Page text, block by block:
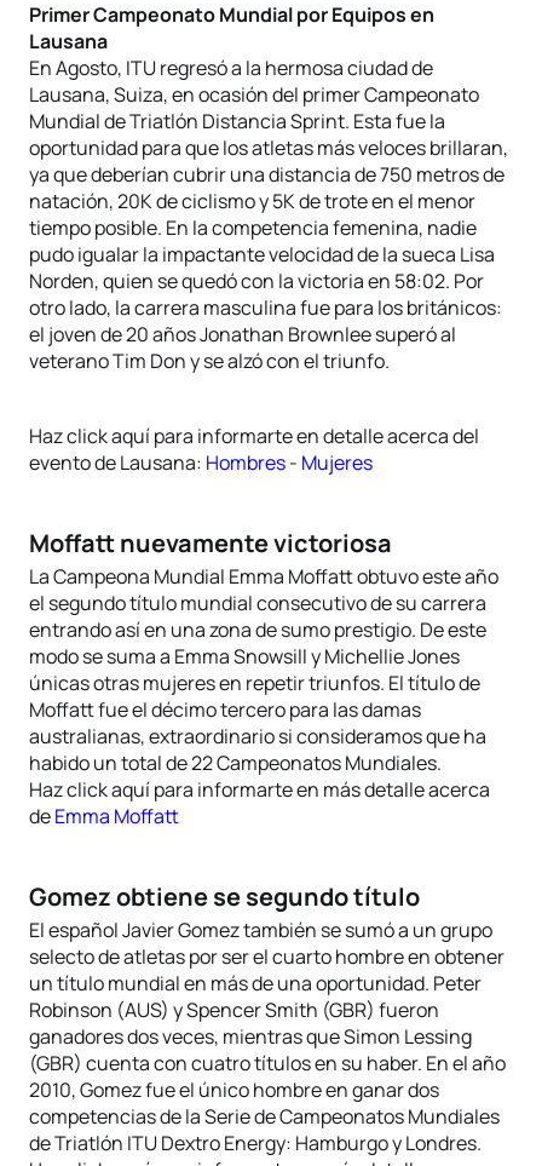
Primer Campeonato Mundial por Equipos en
Lausana
En Agosto, ITU regresó a la hermosa ciudad de
Lausana, Suiza, en ocasión del primer Campeonato
Mundial de Triatlón Distancia Sprint. Esta fue la
oportunidad para que los atletas más veloces brillaran,
ya que deberían cubrir una distancia de 750 metros de
natación, 20K de ciclismo y 5K de trote en el menor
tiempo posible. En la competencia femenina, nadie
pudo igualar la impactante velocidad de la sueca Lisa
Norden, quien se quedó con la victoria en 58:02. Por
otro lado, la carrera masculina fue para los británicos:
el joven de 20 años Jonathan Brownlee superó al
veterano Tim Don y se alzó con el triunfo.
Haz click aquí para informarte en detalle acerca del
evento de Lausana: Hombres- Mujeres
Moffatt nuevamente victoriosa
La Campeona Mundial Emma Moffatt obtuvo este año
el segundo título mundial consecutivo de su carrera
entrando así en una zona de sumo prestigio. De este
modo se suma a Emma Snowsill y Michellie Jones
únicas otras mujeres en repetir triunfos. El título de
Moffatt fue el décimo tercero para las damas
australianas, extraordinario si consideramos que ha
habido un total de 22 Campeonatos Mundiales.
Haz click aquí para informarte en más detalle acerca
deEmma Moffatt
Gomez obtiene se segundo título
El español Javier Gomez también se sumó a un grupo
selecto de atletas por ser el cuarto hombre en obtener
un título mundial en más de una oportunidad. Peter
Robinson (AUS) y Spencer Smith (GBR) fueron
ganadores dos veces, mientras que Simon Lessing
(GBR) cuenta con cuatro títulos en su haber. En el año
2010, Gomez fue el único hombre en ganar dos
competencias de la Serie de Campeonatos Mundiales
de Triatlón ITU Dextro Energy: Hamburgo y Londres.